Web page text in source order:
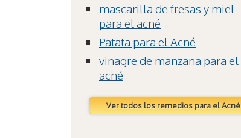
mascarilla de fresas y miel
para el acné
Patata para el Acné
vinagre de manzana para el
acné
Ver todos los remedios para el Acné